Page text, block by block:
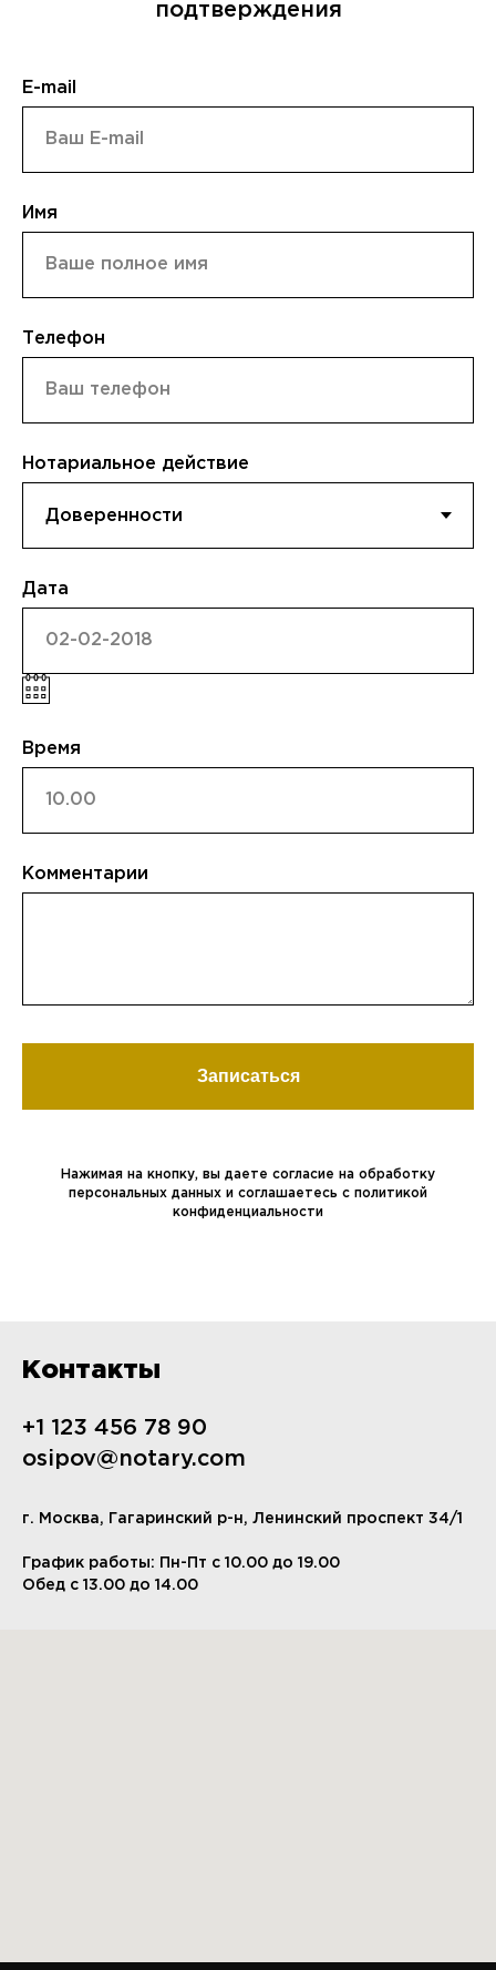
подтверждения
E-mail
Имя
Телефон
Нотариальное действие
Дата
Время
Комментарии
Записаться
Нажимая на кнопку, вы даете согласие на обработку
персональных данных и соглашаетесь c политикой
конфиденциальности
Контакты
+1 123 456 78 90
osipov@notary.com
г. Москва, Гагаринский р-н, Ленинский проспект 34/1
График работы: Пн-Пт с 10.00 до 19.00
Обед с 13.00 до 14.00